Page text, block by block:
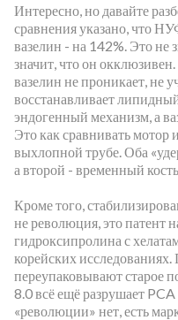
Интересно, но давайте
сравнения указано, что
вазелин - на 142%. Это не
значит, что он
вазелин не проникает, не
восстанавливает
эндогенный механизм, а
Это как сравнивать мотор
выхлопной трубе. Оба
а второй - временный
Кроме того,
не революция, это патент
гидроксипролина с
корейских
переупаковывают старое
8.0 всё ещё разрушает
«революции» нет, есть